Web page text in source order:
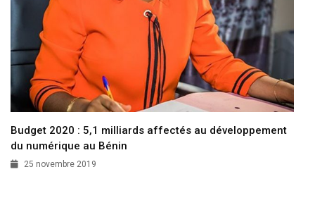
Budget 2020 : 5,1 milliards affectés au développement
du numérique au Bénin
25 novembre 2019